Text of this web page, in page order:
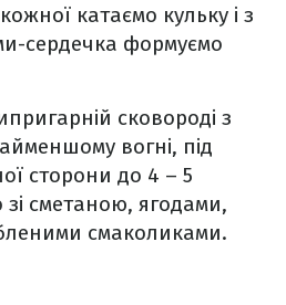
катаємо кульку і з
сердечка формуємо
сковороді з
вогні, під
сторони до 4 – 5
сметаною, ягодами,
смаколиками.